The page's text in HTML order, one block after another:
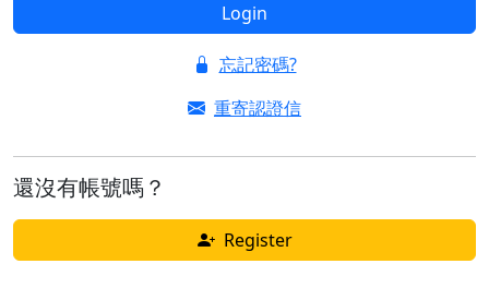
Login
忘記密碼?
重寄認證信
還沒有帳號嗎？
Register